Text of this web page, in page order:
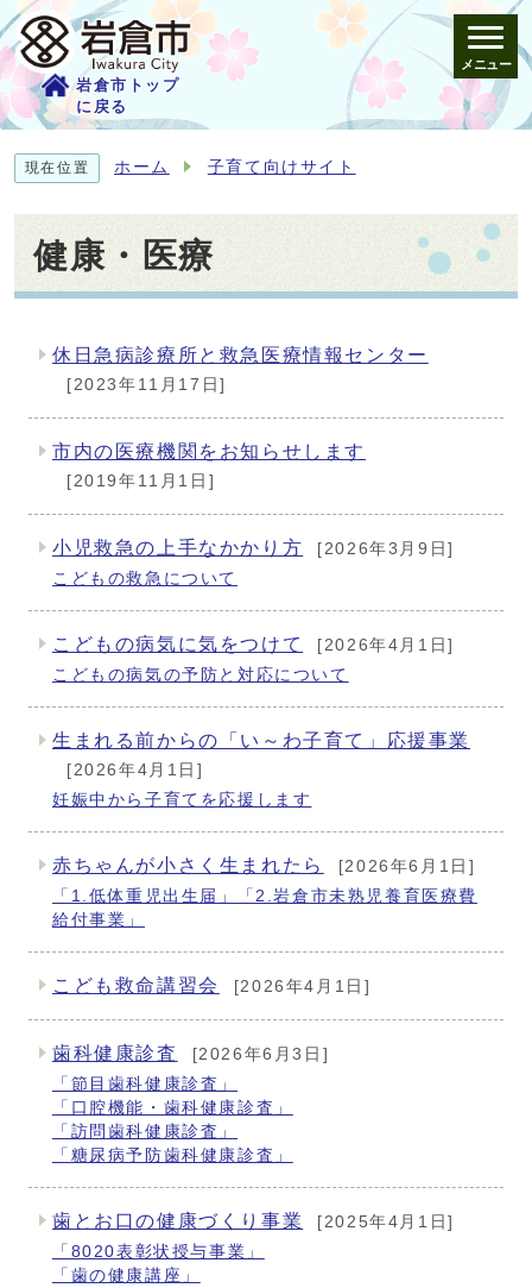
岩倉市トップ
に戻る
メニュー
現在位置 ホーム 子育て向けサイト
健康・医療
メインメニュー
休日急病診療所と救急医療情報センター
[2023年11月17日]
市内の医療機関をお知らせします
[2019年11月1日]
小児救急の上手なかかり方
[2026年3月9日]
こどもの救急について
こどもの病気に気をつけて
[2026年4月1日]
こどもの病気の予防と対応について
生まれる前からの「い～わ子育て」応援事業
[2026年4月1日]
妊娠中から子育てを応援します
赤ちゃんが小さく生まれたら
[2026年6月1日]
「1.低体重児出生届」「2.岩倉市未熟児養育医療費
給付事業」
こども救命講習会 [2026年4月1日]
歯科健康診査
[2026年6月3日]
「節目歯科健康診査」
「口腔機能・歯科健康診査」
「訪問歯科健康診査」
「糖尿病予防歯科健康診査」
歯とお口の健康づくり事業
[2025年4月1日]
「8020表彰状授与事業」
「歯の健康講座」